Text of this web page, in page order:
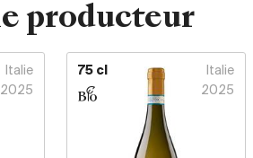
producteur
Italie
2025
75 cl
Italie
2025